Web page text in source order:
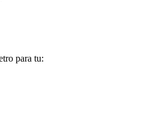
para tu: